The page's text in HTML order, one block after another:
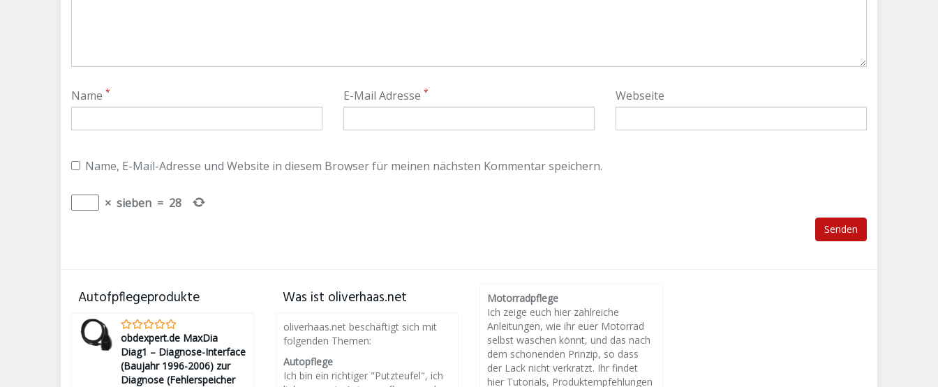
Name * E-Mail Adresse * Webseite
Name, E-Mail-Adresse und Website in diesem Browser für meinen nächsten Kommentar speichern.
× sieben = 28
Autofpflegeprodukte
obdexpert.de MaxDia
Diag1 – Diagnose-Interface
(Baujahr 1996-2006) zur
Diagnose (Fehlerspeicher
Was ist oliverhaas.net
oliverhaas.net beschäftigt sich mit
folgenden Themen:
Autopflege
Ich bin ein richtiger "Putzteufel", ich
Motorradpflege
Ich zeige euch hier zahlreiche
Anleitungen, wie ihr euer Motorrad
selbst waschen könnt, und das nach
dem schonenden Prinzip, so dass
der Lack nicht verkratzt. Ihr findet
hier Tutorials, Produktempfehlungen